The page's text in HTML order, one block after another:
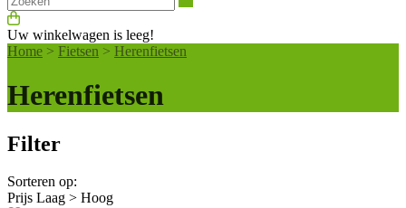
Uw winkelwagen is leeg!
Home > Fietsen > Herenfietsen
Herenfietsen
Filter
Sorteren op:
Prijs Laag > Hoog